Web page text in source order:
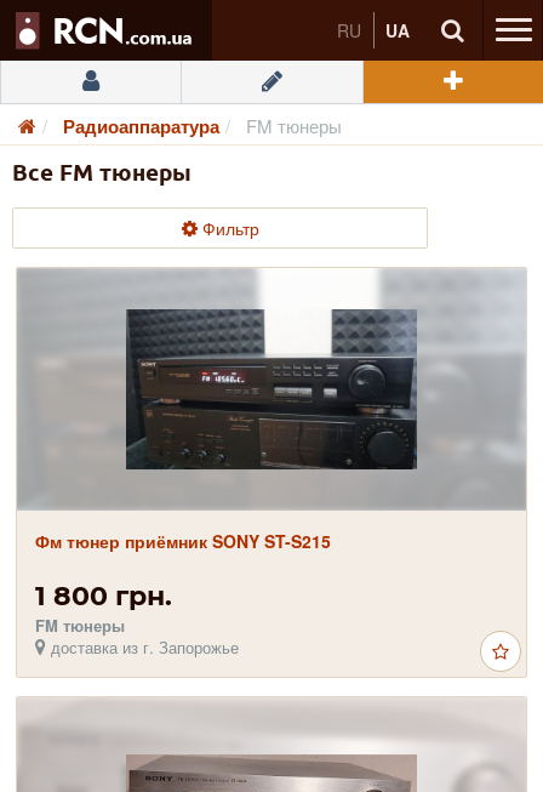
RU UA
Радиоаппаратура FM тюнеры
Все FM тюнеры
Фильтр
Фм тюнер приёмник SONY ST-S215
1 800 грн.
FM тюнеры
доставка из г. Запорожье